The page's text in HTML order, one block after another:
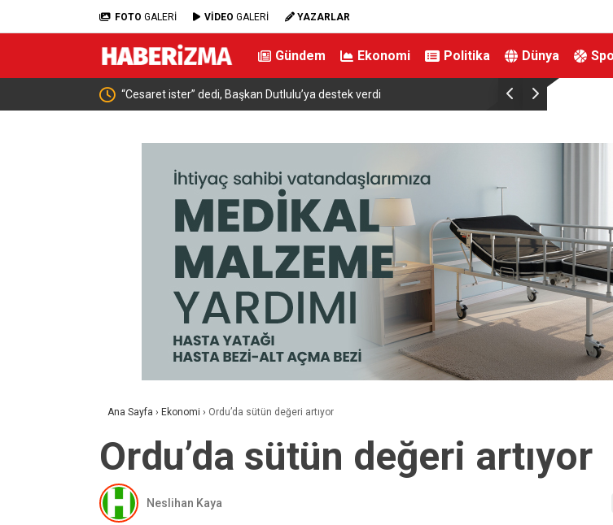
FOTO GALERİ VİDEO GALERİ YAZARLAR
Gündem Ekonomi Politika Dünya
“Cesaret ister” dedi, Başkan Dutlulu’ya destek verdi ABD Senatosu için
Ana Sayfa › Ekonomi › Ordu’da sütün değeri artıyor
Ordu’da sütün değeri artıyor
Neslihan Kaya